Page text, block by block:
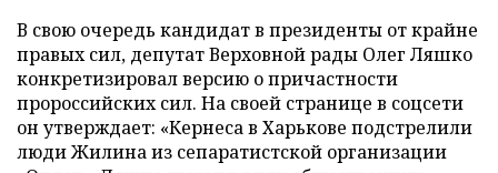
В свою очередь кандидат в президенты от крайне
правых сил, депутат Верховной рады Олег Ляшко
конкретизировал версию о причастности
пророссийских сил. На своей странице в соцсети
он утверждает: «Кернеса в Харькове подстрелили
люди Жилина из сепаратистской организации